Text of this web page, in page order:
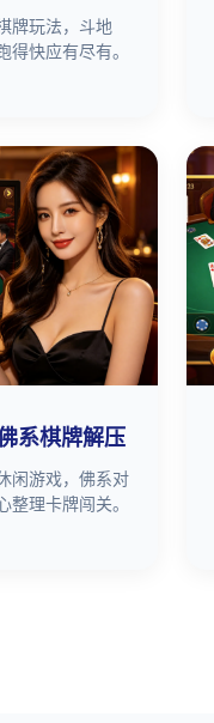
牌玩法，斗地
得快应有尽有。
系棋牌解压
闲游戏，佛系对
整理卡牌闯关。